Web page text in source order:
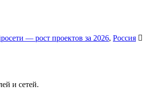
— рост проектов за 2026, Россия